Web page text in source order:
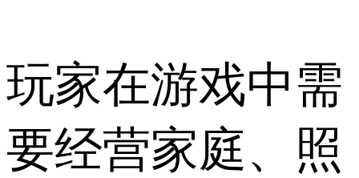
玩家在游戏中需
要经营家庭、照